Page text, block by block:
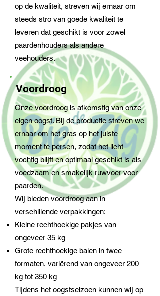
op de kwaliteit, streven wij ernaar om
steeds stro van goede kwaliteit te
leveren dat geschikt is voor zowel
paardenhouders als andere
veehouders.
Voordroog
Onze voordroog is afkomstig van onze
eigen oogst. Bij de productie streven we
ernaar om het gras op het juiste
moment te persen, zodat het licht
vochtig blijft en optimaal geschikt is als
voedzaam en smakelijk ruwvoer voor
paarden.
Wij bieden voordroog aan in
verschillende verpakkingen:
Kleine rechthoekige pakjes van
ongeveer 35 kg
Grote rechthoekige balen in twee
formaten, variërend van ongeveer 200
kg tot 350 kg
Tijdens het oogstseizoen kunnen wij op